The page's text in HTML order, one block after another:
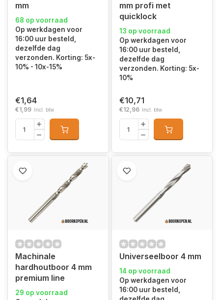
mm
68 op voorraad
Op werkdagen voor
16:00 uur besteld,
dezelfde dag
verzonden. Korting: 5x-
10% - 10x-15%
€1,64
€1,99 Incl. btw
mm profi met
quicklock
13 op voorraad
Op werkdagen voor
16:00 uur besteld,
dezelfde dag
verzonden. Korting: 5x-
10%
€10,71
€12,96 Incl. btw
Machinale
hardhoutboor 4 mm
premium line
29 op voorraad
Universeelboor 4 mm
14 op voorraad
Op werkdagen voor
16:00 uur besteld,